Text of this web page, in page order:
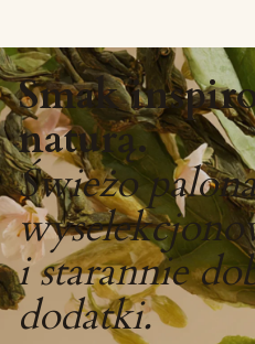
Smak
naturą.
Świeżo
i starannie
dodatki.